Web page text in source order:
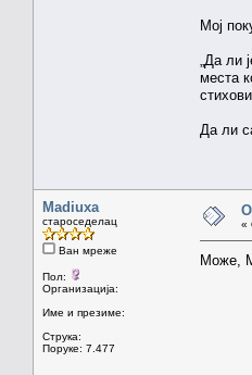
Мој
„Да ли
места
Да ли
Madiuxa
староседелац
Ван мреже
Пол:
Организација:
Име и презиме:
Струка:
Поруке: 7.477
«
Може,